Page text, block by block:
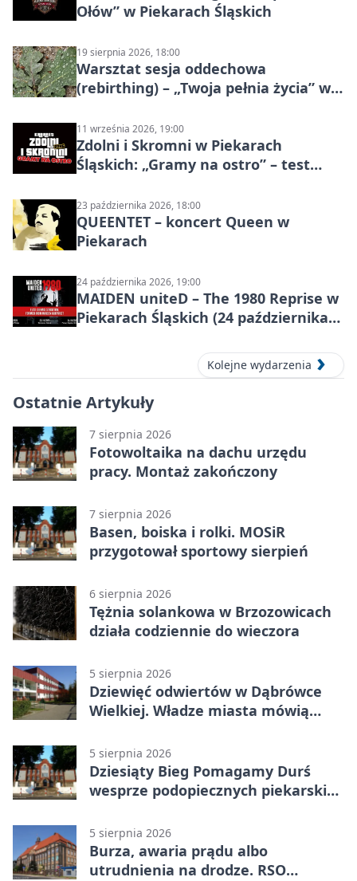
Ołów” w Piekarach Śląskich
19 sierpnia 2026, 18:00
Warsztat sesja oddechowa
(rebirthing) – „Twoja pełnia życia” w
11 września 2026, 19:00
Zdolni i Skromni w Piekarach
Śląskich: „Gramy na ostro” – test
23 października 2026, 18:00
QUEENTET – koncert Queen w
Piekarach
24 października 2026, 19:00
MAIDEN uniteD – The 1980 Reprise w
Piekarach Śląskich (24 października
Kolejne wydarzenia
Ostatnie Artykuły
7 sierpnia 2026
Fotowoltaika na dachu urzędu
pracy. Montaż zakończony
7 sierpnia 2026
Basen, boiska i rolki. MOSiR
przygotował sportowy sierpień
6 sierpnia 2026
Tężnia solankowa w Brzozowicach
działa codziennie do wieczora
5 sierpnia 2026
Dziewięć odwiertów w Dąbrówce
Wielkiej. Władze miasta mówią
5 sierpnia 2026
Dziesiąty Bieg Pomagamy Durś
wesprze podopiecznych piekarskich
5 sierpnia 2026
Burza, awaria prądu albo
utrudnienia na drodze. RSO